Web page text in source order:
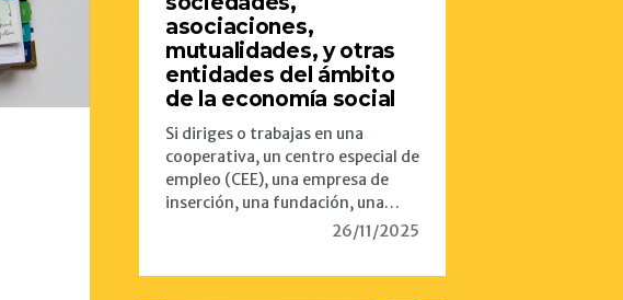
asociaciones,
mutualidades, y otras
entidades del ámbito
de la economía social
26/11/2025
Si diriges o trabajas en una
cooperativa, un centro especial de
empleo (CEE), una empresa de
inserción, una fundación, una…